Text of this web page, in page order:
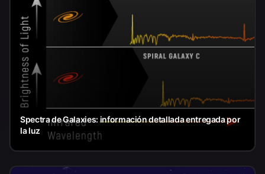
Spectra de Galaxies: información detallada entregada por
la luz